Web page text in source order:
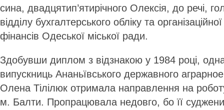
сина, двадцятип’ятирічного Олексія, до речі,
відділу бухгалтерського обліку та
фінансів Одеської міської ради.
Здобувши диплом з відзнакою у 1984 році,
випускниць Ананьївського державного
Олена Тілілюк отримала направлення на роботу
м. Балти. Пропрацювала недовго, бо її